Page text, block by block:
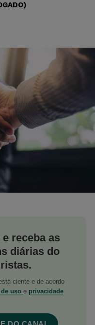
receba as
diárias do
ciente e de acordo
uso e privacidade